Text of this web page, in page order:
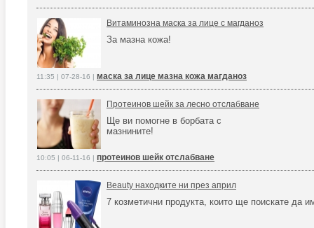
Витаминозна маска за лице с магданоз
За мазна кожа!
11:35 | 07-28-16 | маска за лице мазна кожа магданоз
Протеинов шейк за лесно отслабване
Ще ви помогне в борбата с
мазнините!
10:05 | 06-11-16 | протеинов шейк отслабване
Beauty находките ни през април
7 козметични продукта, които ще поискате да